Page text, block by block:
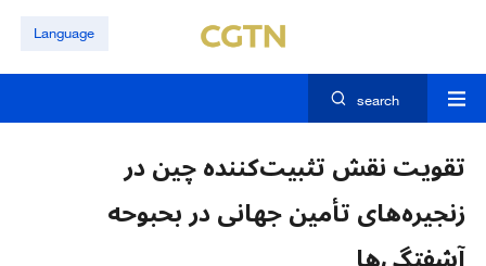
Language
search
تقویت نقش تثبیت‌کننده چین در
زنجیره‌های تأمین جهانی در بحبوحه